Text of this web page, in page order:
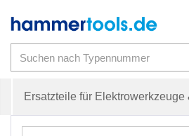
Ersatzteile für Elektrowerkzeuge